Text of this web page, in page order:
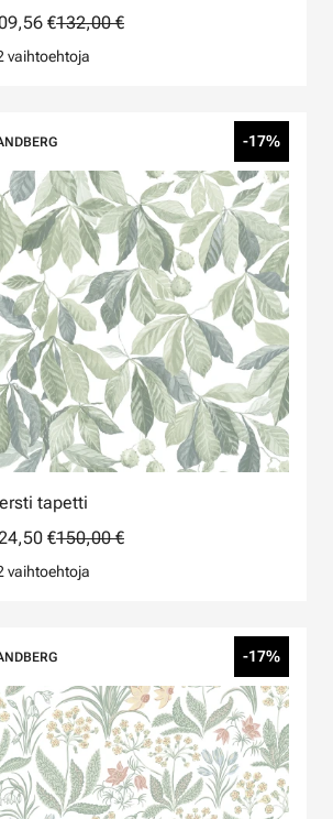
€132,00 €
vaihtoehtoja
-17%
tapetti
€150,00 €
vaihtoehtoja
-17%